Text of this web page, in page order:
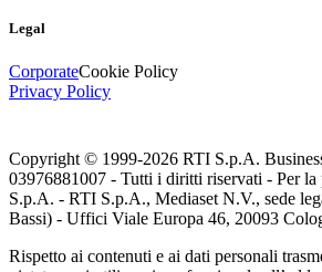
Legal
CorporateCookie Policy
Privacy Policy
Copyright © 1999-2026 RTI S.p.A.
03976881007 - Tutti i diritti riservati - Per
S.p.A. - RTI S.p.A., Mediaset N.V., sede
Bassi) - Uffici Viale Europa 46, 20093
Rispetto ai contenuti e ai dati personali